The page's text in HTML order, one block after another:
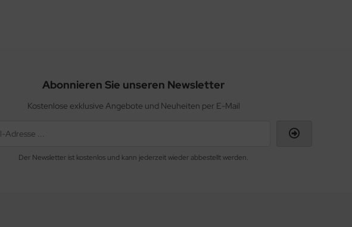
Abonnieren Sie unseren Newsletter
Kostenlose exklusive Angebote und Neuheiten per E-Mail
Der Newsletter ist kostenlos und kann jederzeit wieder abbestellt werden.